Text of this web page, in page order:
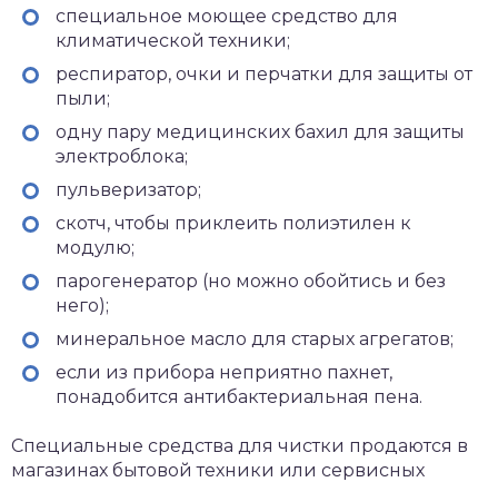
специальное моющее средство для
климатической техники;
респиратор, очки и перчатки для защиты от
пыли;
одну пару медицинских бахил для защиты
электроблока;
пульверизатор;
скотч, чтобы приклеить полиэтилен к
модулю;
парогенератор (но можно обойтись и без
него);
минеральное масло для старых агрегатов;
если из прибора неприятно пахнет,
понадобится антибактериальная пена.
Специальные средства для чистки продаются в
магазинах бытовой техники или сервисных